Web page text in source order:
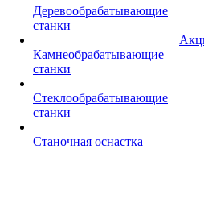
Деревообрабатывающие
станки
Камнеобрабатывающие
станки
Стеклообрабатывающие
станки
Станочная оснастка